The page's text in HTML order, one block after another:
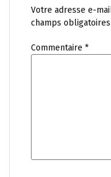
Votre adresse e-
champs
Commentaire *